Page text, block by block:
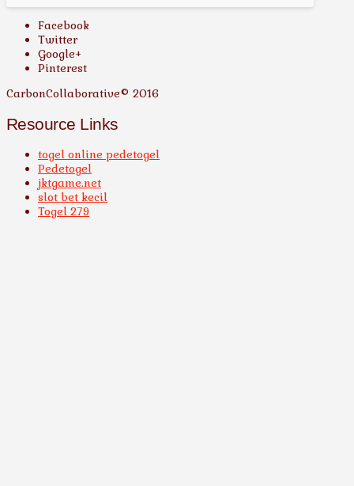
Facebook
Twitter
Google+
Pinterest
CarbonCollaborative© 2016
Resource Links
togel online pedetogel
Pedetogel
jktgame.net
slot bet kecil
Togel 279